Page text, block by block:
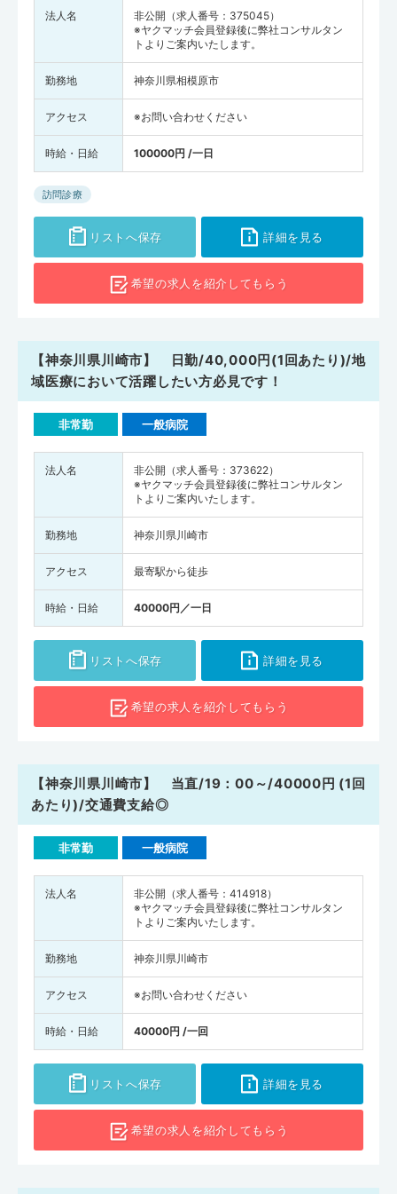
法人名
非公開（求人番号：375045）
※ヤクマッチ会員登録後に弊社コンサルタン
トよりご案内いたします。
勤務地 神奈川県相模原市
アクセス ※お問い合わせください
時給・日給 100000円 /一日
訪問診療
リストへ保存 詳細を見る
希望の求人を紹介してもらう
【神奈川県川崎市】 日勤/40,000円(1回あたり)/地
域医療において活躍したい方必見です！
非常勤 一般病院
法人名
非公開（求人番号：373622）
※ヤクマッチ会員登録後に弊社コンサルタン
トよりご案内いたします。
勤務地 神奈川県川崎市
アクセス 最寄駅から徒歩
時給・日給 40000円／一日
リストへ保存 詳細を見る
希望の求人を紹介してもらう
【神奈川県川崎市】 当直/19：00～/40000円 (1回
あたり)/交通費支給◎
非常勤 一般病院
法人名
非公開（求人番号：414918）
※ヤクマッチ会員登録後に弊社コンサルタン
トよりご案内いたします。
勤務地 神奈川県川崎市
アクセス ※お問い合わせください
時給・日給 40000円 /一回
リストへ保存 詳細を見る
希望の求人を紹介してもらう